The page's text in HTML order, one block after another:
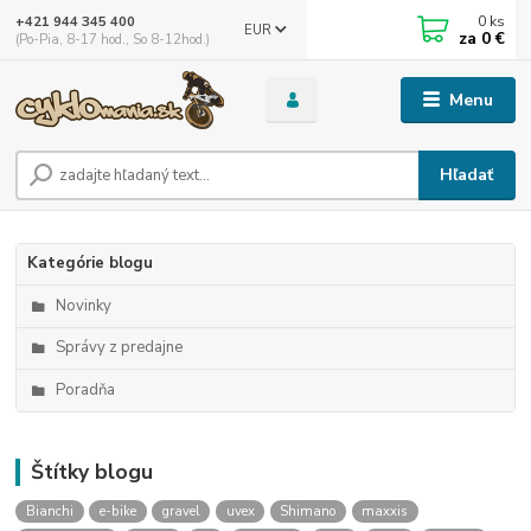
Menu
EUR
Hľadať
+421 944 345 400
(Po-Pia, 8-17 hod., So 8-12hod.)
0 ks
za 0 €
Kategórie blogu
Novinky
Správy z predajne
Poradňa
Štítky blogu
Bianchi e-bike gravel uvex Shimano
maxxis